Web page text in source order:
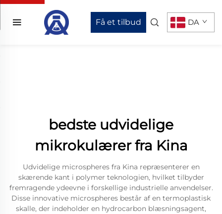
Få et tilbud DA
bedste udvidelige
mikrokulærer fra Kina
Udvidelige microspheres fra Kina repræsenterer en
skærende kant i polymer teknologien, hvilket tilbyder
fremragende ydeevne i forskellige industrielle anvendelser.
Disse innovative microspheres består af en termoplastisk
skalle, der indeholder en hydrocarbon blæsningsagent,